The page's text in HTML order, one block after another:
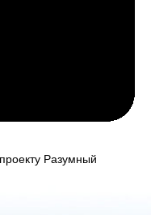
Разумный